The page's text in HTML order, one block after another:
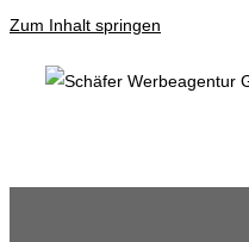
Zum Inhalt springen